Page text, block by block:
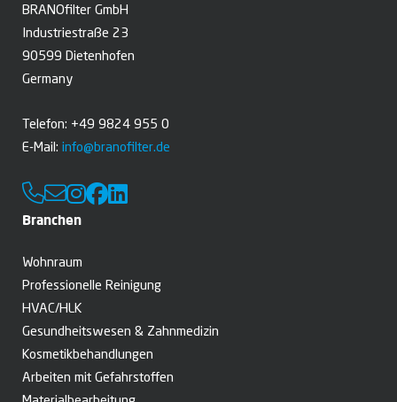
BRANOfilter GmbH
Industriestraße 23
90599 Dietenhofen
Germany
Telefon: +49 9824 955 0
E-Mail: info@branofilter.de
Branchen
Wohnraum
Professionelle Reinigung
HVAC/HLK
Gesundheitswesen­­ & Zahnmedizin
Kosmetik­behandlungen
Arbeiten mit Gefahrstoffen